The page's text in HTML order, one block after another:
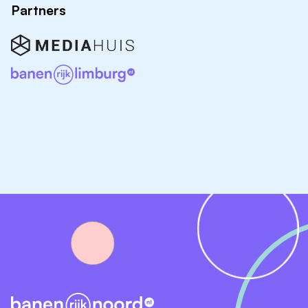
vakinhoudelijk als persoonlijk. Je werkt graag actief
toekomstgericht en praktijkgericht onderwijs. Of je nu
al ervaring hebt in het onderwijs of uit de bouwsector
komt en wilt overstappen: jouw passie voor het vak
een bevoegdheid voor instructeurs of bent bereid
deze op korte termijn te behalen.
Je hebt ruime ervaring met bouwtechnische
vaardigheden en praktijkgericht werken binnen de
bouwsector.
Je bent een teamplayer en beschikt over sterke
communicatieve- en coachingsvaardigheden.
Partners